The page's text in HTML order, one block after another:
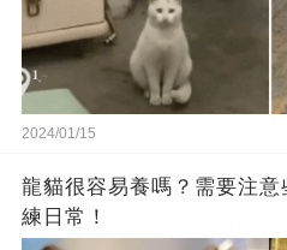
2024/01/15
龍貓很容易養嗎？需要注意
練日常！